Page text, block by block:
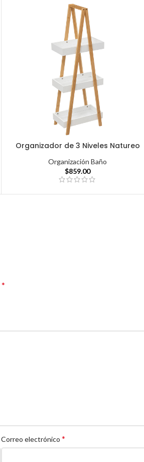
Organizador de 3 Niveles Natureo
Organización Baño
$859.00
*
Correo electrónico *